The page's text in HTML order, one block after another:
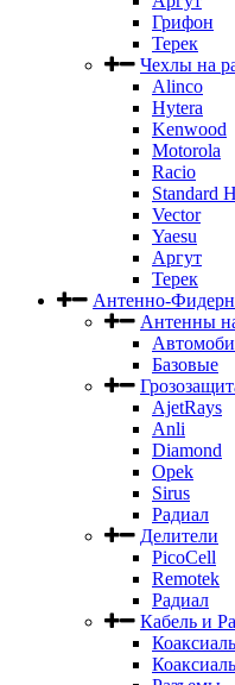
Грифон
Терек
Чехлы на
Alinco
Hytera
Kenwood
Motorola
Racio
Standard
Vector
Yaesu
Аргут
Терек
Антенно-
Антенны
Базовые
AjetRays
Anli
Diamond
Opek
Sirus
Радиал
Делители
PicoCell
Remotek
Радиал
Кабель и